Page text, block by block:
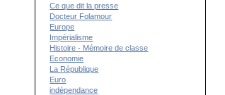
Ce que dit la presse
Docteur Folamour
Europe
Impérialisme
Histoire - Mémoire de classe
Economie
La République
Euro
indépendance